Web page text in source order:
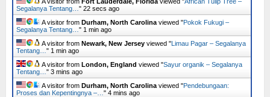
Segalanya Tentang… " 23 secs ago
A visitor from Durham, North Carolina viewed "Pokok Fukugi –
Segalanya Tentang… " 1 min ago
A visitor from Newark, New Jersey viewed "Limau Pagar – Segalanya
Tentang… " 1 min ago
A visitor from London, England viewed "Sayur organik – Segalanya
Tentang… " 3 mins ago
A visitor from Durham, North Carolina viewed "Pendebungaan:
Proses dan Kepentingnya –… " 4 mins ago